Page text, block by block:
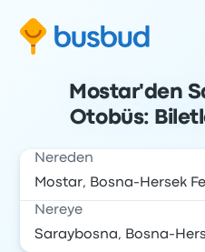
Mostar'den
Otobüs:
Nereden
Nereye